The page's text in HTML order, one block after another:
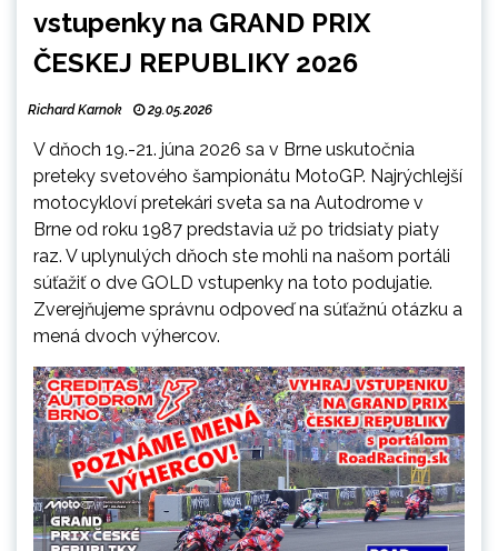
vstupenky na GRAND PRIX
ČESKEJ REPUBLIKY 2026
Richard Karnok 29.05.2026
V dňoch 19.-21. júna 2026 sa v Brne uskutočnia
preteky svetového šampionátu MotoGP. Najrýchlejší
motocykloví pretekári sveta sa na Autodrome v
Brne od roku 1987 predstavia už po tridsiaty piaty
raz. V uplynulých dňoch ste mohli na našom portáli
súťažiť o dve GOLD vstupenky na toto podujatie.
Zverejňujeme správnu odpoveď na súťažnú otázku a
mená dvoch výhercov.